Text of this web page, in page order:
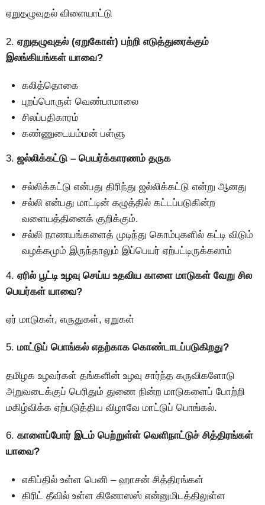
ஏறுதழுவுதல் விளையாட்டு
2. ஏறுதழுவுதல் (ஏறுகோள்) பற்றி எடுத்துரைக்கும்
இலங்கியங்கள் யாவை?
கலித்தொகை
புறப்பொருள் வெண்பாமாலை
சிலப்பதிகாரம்
கண்ணுடையம்மன் பள்ளு
3. ஜல்லிக்கட்டு – பெயர்க்காரணம் தருக
சல்லிக்கட்டு என்பது திரிந்து ஜல்லிக்கட்டு என்று ஆனது
சல்லி என்பது மாட்டின் கழுத்தில் கட்டப்படுகின்ற
வளையத்தினைக் குறிக்கும்.
சல்லி நாணயங்களைத் முடிந்து கொம்புகளில் கட்டி விடும்
வழக்கமும் இருந்தாலும் இப்பெயர் ஏற்பட்டிருக்கலாம்
4. ஏரில் பூட்டி உழவு செய்ய உதவிய காளை மாடுகள் வேறு சில
பெயர்கள் யாவை?
ஏர் மாடுகள், எருதுகள், ஏறுகள்
5. மாட்டுப் பொங்கல் எதற்காக கொண்டாடப்படுகிறது?
தமிழக உழவர்கள் தங்களின் உழவு சார்ந்த கருவிகளோடு
அறுவடைக்குப் பெரிதும் துணை நின்ற மாடுகளைப் போற்றி
மகிழ்விக்க ஏற்படுத்திய விழாவே மாட்டுப் பொங்கல்.
6. காளைப்போர் இடம் பெற்றுள்ள் வெளிநாட்டுச் சித்திரங்கள்
யாவை?
எகிப்தில் உள்ள பெனி – ஹாசன் சித்திரங்கள்
கிரிட் தீவில் உள்ள கினோஸஸ் என்னுமிடத்திலுள்ள